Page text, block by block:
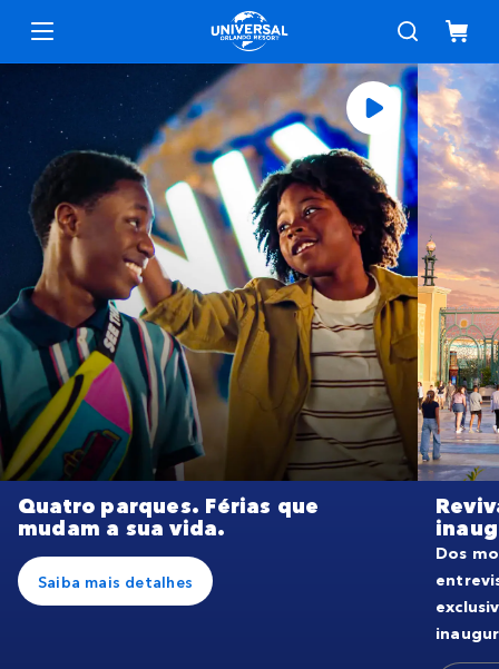
Universal Orlando
Quatro parques. Férias que
mudam a sua vida.
Saiba mais detalhes
Dos